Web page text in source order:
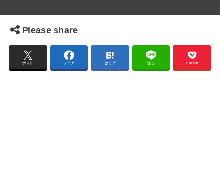
Please share
ポスト シェア はてブ 送る Pocket